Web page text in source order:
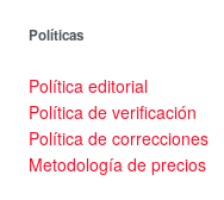
Políticas
Política editorial
Política de verificación
Política de correcciones
Metodología de precios